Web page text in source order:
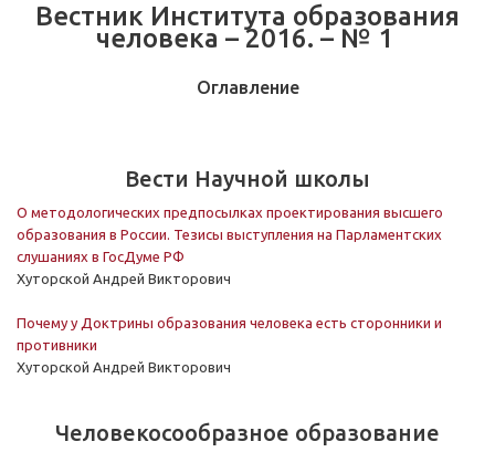
Вестник Института образования
человека – 2016. – № 1
Оглавление
Вести Научной школы
О методологических предпосылках проектирования высшего
образования в России. Тезисы выступления на Парламентских
слушаниях в ГосДуме РФ
Хуторской Андрей Викторович
Почему у Доктрины образования человека есть сторонники и
противники
Хуторской Андрей Викторович
Человекосообразное образование